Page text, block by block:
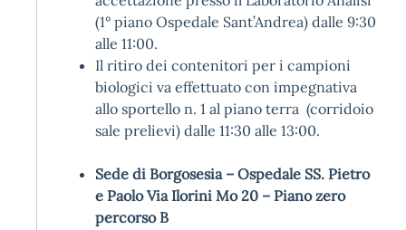
(1° piano Ospedale Sant’Andrea) dalle 9:30
alle 11:00.
Il ritiro dei contenitori per i campioni
biologici va effettuato con impegnativa
allo sportello n. 1 al piano terra (corridoio
sale prelievi) dalle 11:30 alle 13:00.
Sede di Borgosesia – Ospedale SS. Pietro
e Paolo Via Ilorini Mo 20 – Piano zero
percorso B